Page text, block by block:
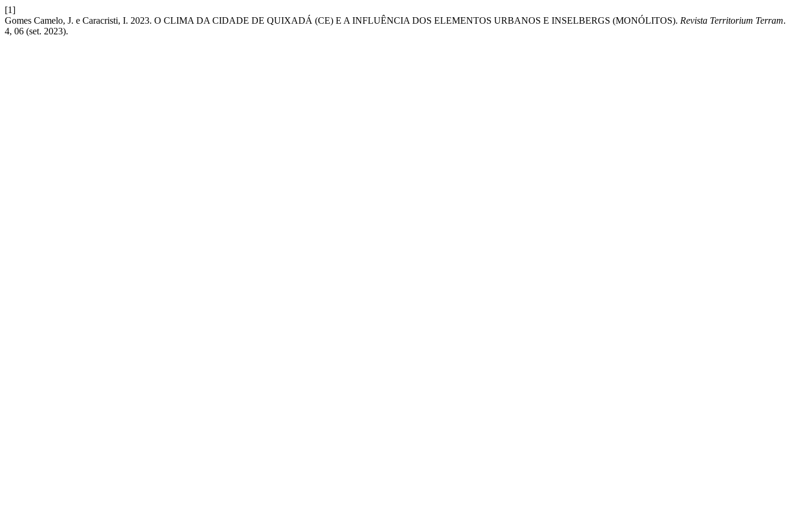
[1]
Gomes Camelo, J. e Caracristi, I. 2023. O CLIMA DA CIDADE DE QUIXADÁ (CE) E A INFLUÊNCIA DOS ELEMENTOS URBANOS E INSELBERGS (MONÓLITOS). Revista Territorium Terram.
4, 06 (set. 2023).